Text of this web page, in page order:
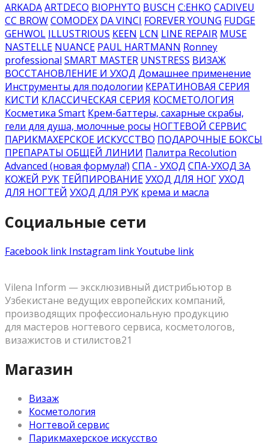
ARKADAARTDECO BIOPHYTO BUSCH C:EHKO CADIVEU
CC BROWCOMODEX DA VINCI FOREVER YOUNG FUDGE
GEHWOL ILLUSTRIOUS KEEN LCN LINE REPAIR MUSE
NASTELLE NUANCE PAUL HARTMANN Ronney
professional SMART MASTER UNSTRESS ВИЗАЖ
ВОССТАНОВЛЕНИЕ И УХОД Домашнее применение
Инструменты для подологии КЕРАТИНОВАЯ СЕРИЯ
КИСТИ КЛАССИЧЕСКАЯ СЕРИЯ КОСМЕТОЛОГИЯ
Косметика Smart Крем-баттеры, сахарные скрабы,
гели для душа, молочные росы НОГТЕВОЙ СЕРВИС
ПАРИКМАХЕРСКОЕ ИСКУССТВО ПОДАРОЧНЫЕ БОКСЫ
ПРЕПАРАТЫ ОБЩЕЙ ЛИНИИ Палитра Recolution
Advanced (новая формула!) СПА - УХОД СПА-УХОД ЗА
КОЖЕЙ РУК ТЕЙПИРОВАНИЕУХОД ДЛЯ НОГУХОД
ДЛЯ НОГТЕЙ УХОД ДЛЯ РУК крема и масла
Социальные сети
Facebook link Instagram linkYoutube link
Vilena Inform — эксклюзивный дистрибьютор в
Узбекистане ведущих европейских компаний,
производящих профессиональную продукцию
для мастеров ногтевого сервиса, косметологов,
визажистов и стилистов21
Магазин
Визаж
Косметология
Ногтевой сервис
Парикмахерское искусство